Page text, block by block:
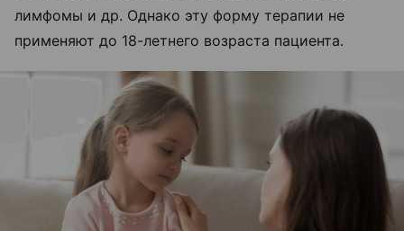
лимфомы и др. Однако эту форму терапии не
применяют до 18-летнего возраста пациента.